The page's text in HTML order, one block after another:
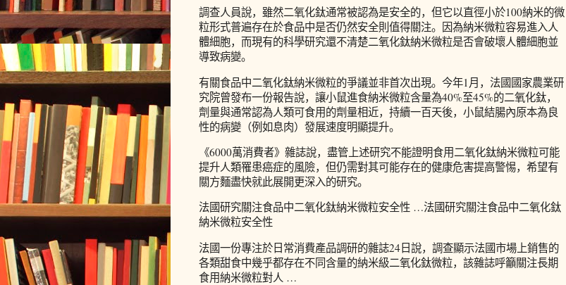
調查人員說，雖然二氧化鈦通常被認為是安全的，但它以直徑小於100納米的微
粒形式普遍存在於食品中是否仍然安全則值得關注。因為納米微粒容易進入人
體細胞，而現有的科學研究還不清楚二氧化鈦納米微粒是否會破壞人體細胞並
導致病變。
有關食品中二氧化鈦納米微粒的爭議並非首次出現。今年1月，法國國家農業研
究院曾發布一份報告說，讓小鼠進食納米微粒含量為40%至45%的二氧化鈦，
劑量與通常認為人類可食用的劑量相近，持續一百天後，小鼠結腸內原本為良
性的病變（例如息肉）發展速度明顯提升。
《6000萬消費者》雜誌說，盡管上述研究不能證明食用二氧化鈦納米微粒可能
提升人類罹患癌症的風險，但仍需對其可能存在的健康危害提高警惕，希望有
關方麵盡快就此展開更深入的研究。
法國研究關注食品中二氧化鈦納米微粒安全性 …法國研究關注食品中二氧化鈦
納米微粒安全性
法國一份專注於日常消費產品調研的雜誌24日說，調查顯示法國市場上銷售的
各類甜食中幾乎都存在不同含量的納米級二氧化鈦微粒，該雜誌呼籲關注長期
食用納米微粒對人 …